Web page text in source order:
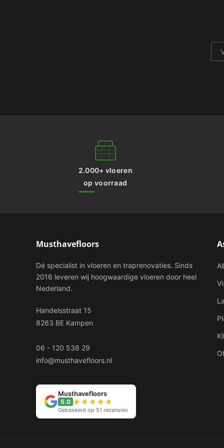
2.000+ vloeren
op voorraad
Musthavefloors
Dé specialist in vloeren en traprenovaties. Sinds
2016 leveren wij hoogwaardige vloeren door heel
Nederland.
Handelsstraat 15
8263 BE Kampen
06 - 120 538 29
info@musthavefloors.nl
Musthavefloors
5.0 ★★★★★
Gebaseerd op 51 recensies